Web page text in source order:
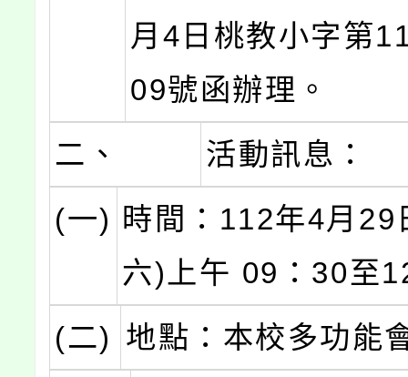
月4日桃教小字第
09號函辦理。
二、
活動訊息：
(一) 時間：112年4月29
六)上午 09：30至
(二) 地點：本校多功能